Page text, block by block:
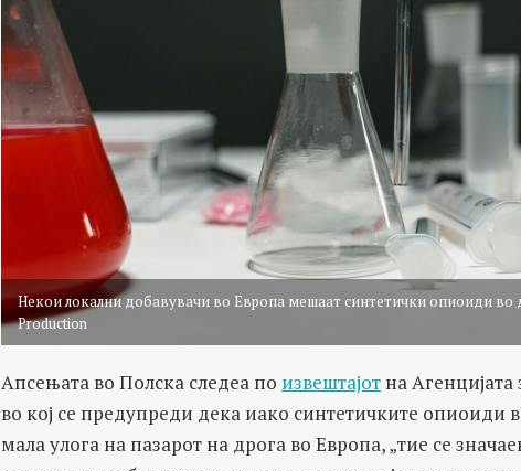
Некои локални добавувачи во Европа мешаат синтетички опиоиди во
Production
Апсењата во Полска следеа по извештајот на Агенцијата
во кој се предупреди дека иако синтетичките опиоиди
мала улога на пазарот на дрога во Европа, „тие се